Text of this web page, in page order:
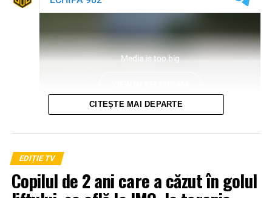
CITEȘTE MAI DEPARTE
EDIȚIE TV
Copilul de 2 ani care a căzut în golul